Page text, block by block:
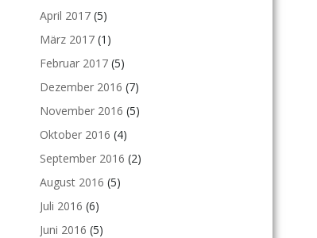
April 2017 (5)
März 2017 (1)
Februar 2017 (5)
Dezember 2016 (7)
November 2016 (5)
Oktober 2016 (4)
September 2016 (2)
August 2016 (5)
Juli 2016 (6)
Juni 2016 (5)